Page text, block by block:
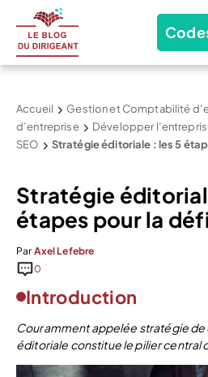
Accueil Gestion et Comptabilité
d’entreprise
Développer
SEO
Stratégie éditoriale : les 5
Stratégie
étapes pour la
Par Axel Lefebre
0
Introduction
Couramment appelée stratégie
éditoriale constitue le pilier central